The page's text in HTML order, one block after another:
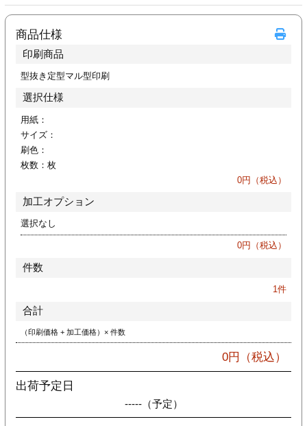
印刷
リーブ印刷
加工
ァイル印刷
リーブ
商品仕様
印刷商品
型抜き定型マル型印刷
選択仕様
用紙：
サイズ：
刷色：
枚数： 枚
0円（税込）
加工オプション
選択なし
0円（税込）
件数
1件
合計
（印刷価格 + 加工価格）× 件数
0円（税込）
出荷予定日
-----（予定）